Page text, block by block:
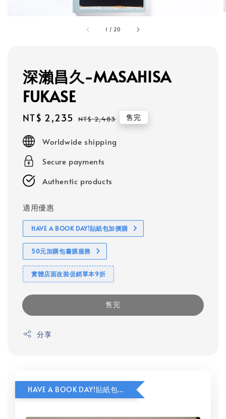
1 / 20
深瀨昌久-MASAHISA
FUKASE
Sale
NT$ 2,235 Regular
NT$ 2,483 售完
Worldwide shipping
Secure payments
Authentic products
適用優惠
HAVE A BOOK DAY!貼紙包加價購
50元加購包書膜服務
實體店面改裝促銷單本9折
售完
分享
HAVE A BOOK DAY!貼紙包加價購